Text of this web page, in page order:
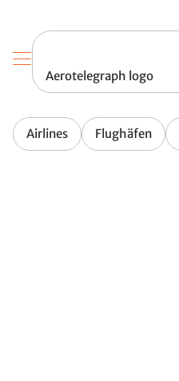
Aerotelegraph logo
Airlines Flughäfen